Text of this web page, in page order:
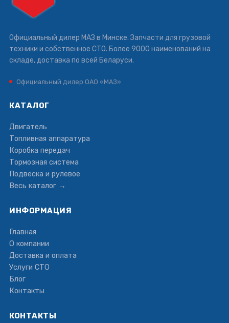
Официальный дилер МАЗ в Минске. Запчасти для грузовой
техники и собственное СТО. Более 9000 наименований на
складе, доставка по всей Беларуси.
Официальный дилер ОАО «МАЗ»
КАТАЛОГ
Двигатель
Топливная аппаратура
Коробка передач
Тормозная система
Подвеска и рулевое
Весь каталог →
ИНФОРМАЦИЯ
Главная
О компании
Доставка и оплата
Услуги СТО
Блог
Контакты
КОНТАКТЫ